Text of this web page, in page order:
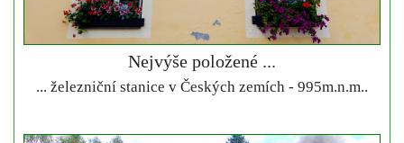
Nejvýše položené ...
... železniční stanice v Českých zemích - 995m.n.m..